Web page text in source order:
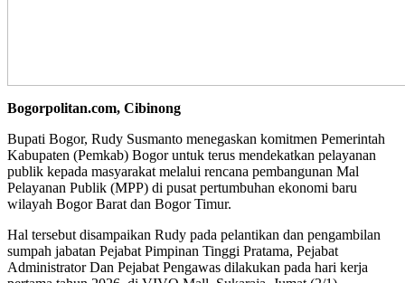
Bogorpolitan.com, Cibinong
Bupati Bogor, Rudy Susmanto menegaskan komitmen Pemerintah
Kabupaten (Pemkab) Bogor untuk terus mendekatkan pelayanan
publik kepada masyarakat melalui rencana pembangunan Mal
Pelayanan Publik (MPP) di pusat pertumbuhan ekonomi baru
wilayah Bogor Barat dan Bogor Timur.
Hal tersebut disampaikan Rudy pada pelantikan dan pengambilan
sumpah jabatan Pejabat Pimpinan Tinggi Pratama, Pejabat
Administrator Dan Pejabat Pengawas dilakukan pada hari kerja